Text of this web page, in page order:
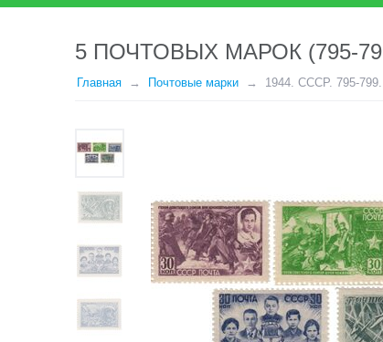
5 ПОЧТОВЫХ МАРОК (795-
Главная Почтовые марки 1944. СССР. 795-